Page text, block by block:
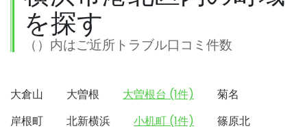
を探す
（）内はご近所トラブル口コミ件数
大倉山 大曽根 大曽根台 (1件)
菊名
岸根町
北新横浜 小机町 (1件)
篠原北